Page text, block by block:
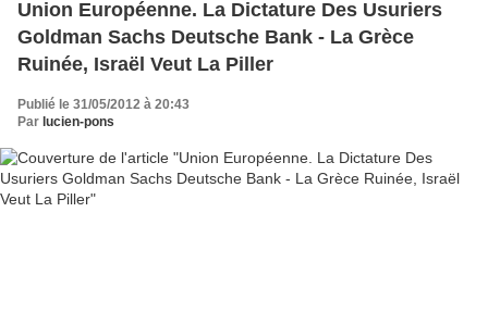
Union Européenne. La Dictature Des Usuriers
Goldman Sachs Deutsche Bank - La Grèce
Ruinée, Israël Veut La Piller
Publié le 31/05/2012 à 20:43
Par lucien-pons